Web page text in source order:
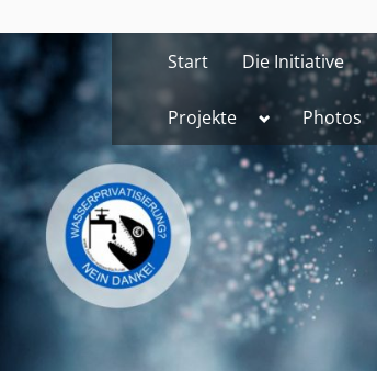
to
content
Start Die Initiative
Projekte Toggle
menu
Photos